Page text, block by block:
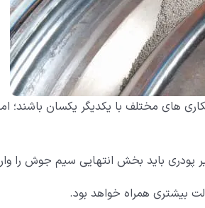
های مختلف با یکدیگر یکسان
باید بخش انتهایی سیم جوش را
بیشتری همراه خواهد بود.